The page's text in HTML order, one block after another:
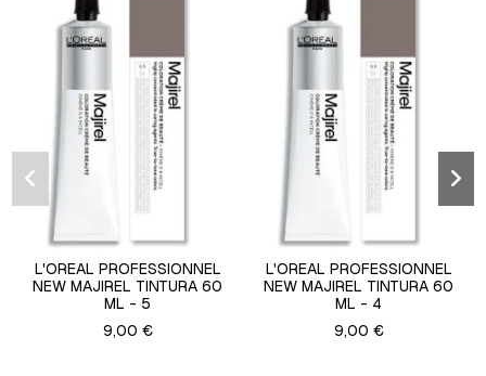
L'OREAL PROFESSIONNEL
NEW MAJIREL TINTURA 60
ML - 5
9,00 €
L'OREAL PROFESSIONNEL
NEW MAJIREL TINTURA 60
ML - 4
9,00 €